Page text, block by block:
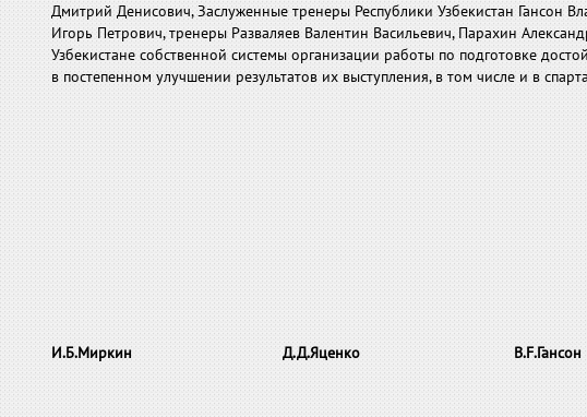
Дмитрий Денисович, Заслуженные тренеры Республики Узбекистан Гансон
Игорь Петрович, тренеры Разваляев Валентин Васильевич, Парахин
Узбекистане собственной системы организации работы по подготовке
в постепенном улучшении результатов их выступления, в том числе и в
И.Б.Миркин Д.Д.Яценко В.F.Гансон